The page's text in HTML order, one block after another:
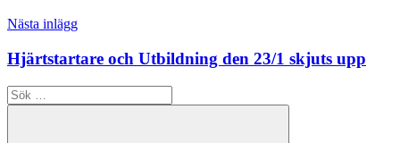
Nästa inlägg
Hjärtstartare och Utbildning den 23/1 skjuts upp
Sök
efter: